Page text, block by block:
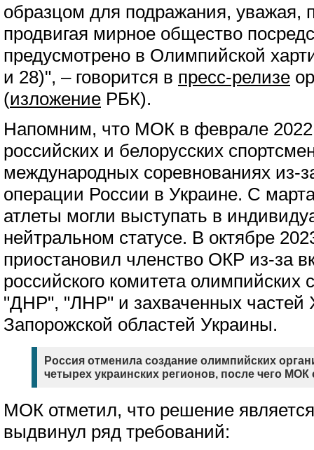
образцом для подражания, уважая,
продвигая мирное общество
предусмотрено в Олимпийской
и 28)", – говорится в пресс-релизе
(изложение РБК).
Напомним, что МОК в феврале 2022
российских и белорусских
международных соревнованиях из-
операции России в Украине. С
атлеты могли выступать в
нейтральном статусе. В октябре
приостановил членство ОКР из-за
российского комитета олимпийских
"ДНР", "ЛНР" и захваченных частей
Запорожской областей Украины.
Россия отменила создание олимпийских
четырех украинских регионов, после чего МОК
МОК отметил, что решение
выдвинул ряд требований: